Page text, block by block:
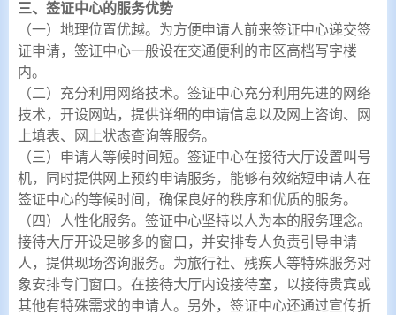
三、签证中心的服务优势
（一）地理位置优越。为方便申请人前来签证中心递交签
证申请，签证中心一般设在交通便利的市区高档写字楼
内。
（二）充分利用网络技术。签证中心充分利用先进的网络
技术，开设网站，提供详细的申请信息以及网上咨询、网
上填表、网上状态查询等服务。
（三）申请人等候时间短。签证中心在接待大厅设置叫号
机，同时提供网上预约申请服务，能够有效缩短申请人在
签证中心的等候时间，确保良好的秩序和优质的服务。
（四）人性化服务。签证中心坚持以人为本的服务理念。
接待大厅开设足够多的窗口，并安排专人负责引导申请
人，提供现场咨询服务。为旅行社、残疾人等特殊服务对
象安排专门窗口。在接待大厅内设接待室，以接待贵宾或
其他有特殊需求的申请人。另外，签证中心还通过宣传折